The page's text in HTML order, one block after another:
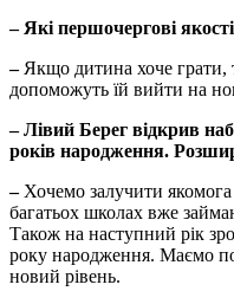
– Які першочергові
– Якщо дитина хоче грати,
допоможуть їй вийти на
– Лівий Берег відкрив
років народження.
– Хочемо залучити
багатьох школах вже
Також на наступний рік
року народження. Маємо
новий рівень.